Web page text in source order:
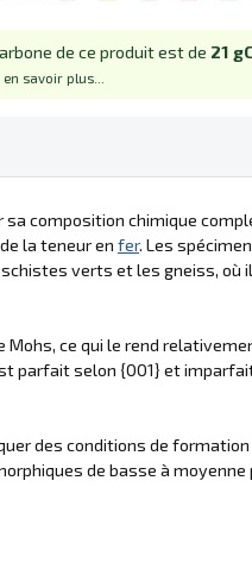
de ce produit est de 21
savoir plus...
composition chimique
la teneur en fer. Les
verts et les gneiss, où
Mohs, ce qui le rend
parfait selon {001} et
des conditions de
de basse à moyenne